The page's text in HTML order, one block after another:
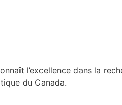
l’excellence dans la
du Canada.